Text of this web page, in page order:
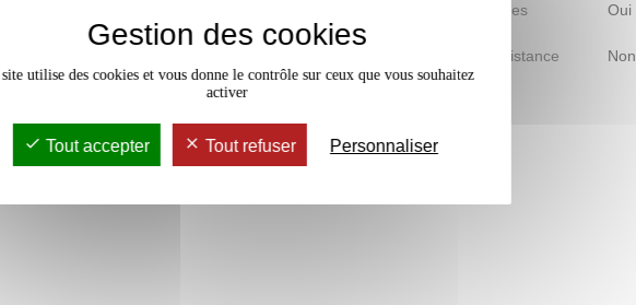
à la Géopolitique et
Mobilité d'études Oui
Accessible à distance Non
Gestion des cookies
site utilise des cookies et vous donne le contrôle sur ceux que vous souhaitez
activer
Tout accepter Tout refuser Personnaliser